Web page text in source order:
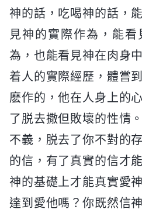
神的話，吃喝神的話，
見神的實際作為，能
為，也能看見神在肉身
着人的實際經歷，體嘗
麽作的，他在人身上的
了脱去撒但敗壞的性情
不義，脱去了你不對的
的信，有了真實的信才
神的基礎上才能真實愛
達到愛他嗎？你既然信